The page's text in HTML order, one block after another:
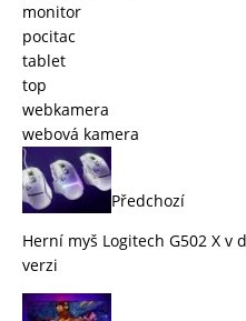
monitor
pocitac
tablet
top
webkamera
webová kamera
Předchozí
Herní myš Logitech G502 X v
verzi